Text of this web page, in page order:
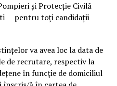
și Protecție Civilă
– pentru toți candidații
va avea loc la data de
de recrutare, respectiv la
în funcție de domiciliul